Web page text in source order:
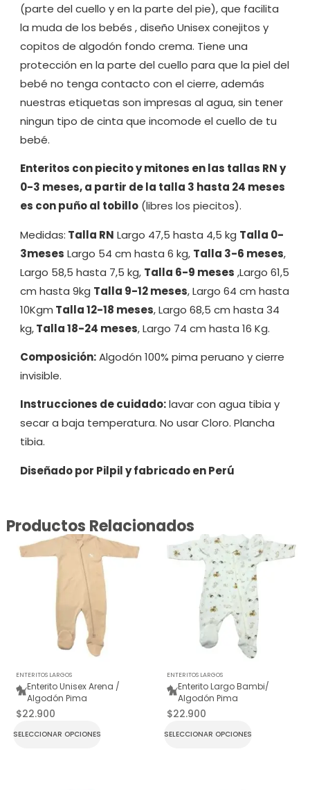
(parte del cuello y en la parte del pie), que facilita
la muda de los bebés , diseño Unisex conejitos y
copitos de algodón fondo crema. Tiene una
protección en la parte del cuello para que la piel del
bebé no tenga contacto con el cierre, además
nuestras etiquetas son impresas al agua, sin tener
ningun tipo de cinta que incomode el cuello de tu
bebé.
Enteritos con piecito y mitones en las tallas RN y
0-3 meses, a partir de la talla 3 hasta 24 meses
es con puño al tobillo(libres los piecitos).
Medidas: Talla RN Largo 47,5 hasta 4,5 kg Talla 0-
3meses Largo 54 cm hasta 6 kg, Talla 3-6 meses,
Largo 58,5 hasta 7,5 kg, Talla 6-9 meses ,Largo 61,5
cm hasta 9kg Talla 9-12 meses, Largo 64 cm hasta
10Kgm Talla 12-18 meses, Largo 68,5 cm hasta 34
kg,Talla 18-24 meses, Largo 74 cm hasta 16 Kg.
Composición:Algodón 100% pima peruano y cierre
invisible.
Instrucciones de cuidado:lavar con agua tibia y
secar a baja temperatura. No usar Cloro. Plancha
tibia.
Diseñado por Pilpil y fabricado en Perú
Productos Relacionados
ENTERITOS LARGOS
Enterito Unisex Arena /
Algodón Pima
$22.900
SELECCIONAR OPCIONES
ENTERITOS LARGOS
Enterito Largo Bambi/
Algodón Pima
$22.900
SELECCIONAR OPCIONES